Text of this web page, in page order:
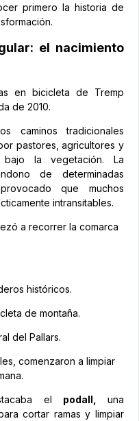
primero la historia de
el nacimiento
en bicicleta de Tremp
de 2010.
caminos tradicionales
pastores, agricultores y
bajo la vegetación. La
de determinadas
que muchos
intransitables.
a recorrer la comarca
históricos.
de montaña.
del Pallars.
comenzaron a limpiar
el podall,una
cortar ramas y limpiar